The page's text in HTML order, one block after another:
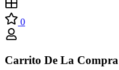
0
Carrito De La Compra